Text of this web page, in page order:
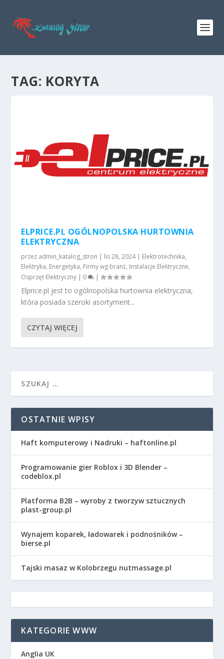
TAG: KORYTA
ELPRICE.PL OGÓLNOPOLSKA HURTOWNIA
ELEKTRYCZNA
przez admin_katalog_stron | lis 28, 2024| Elektrotechnika,
Elektryka, Energetyka, Firmy wg branż, Instalacje Elektryczne,
Osprzęt Elektryczny | 0 |
Elprice.pl jest to ogólnopolska hurtownia elektryczna,
która posiada szeroki asortyment...
CZYTAJ WIĘCEJ
OSTATNIE WPISY
Haft komputerowy i Nadruki – haftonline.pl
Programowanie gier Roblox i 3D Blender –
codeblox.pl
Platforma B2B – wyroby z tworzyw sztucznych
plast-group.pl
Wynajem koparek, ładowarek i podnośników –
bierse.pl
Tajski masaz w Kolobrzegu nutmassage.pl
KATEGORIE WWW
Anglia UK